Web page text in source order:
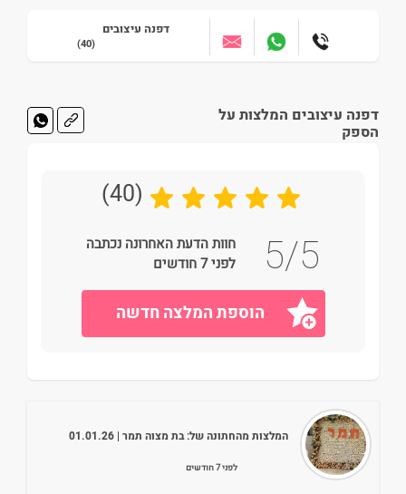
דפנה עיצובים
(40)
דפנה עיצובים המלצות על
הספק
(40)
5/5
חוות הדעת האחרונה נכתבה
לפני 7 חודשים
הוספת המלצה חדשה
לפני 7 חודשים
המלצות מהחתונה של:בת מצוה תמר | 01.01.26